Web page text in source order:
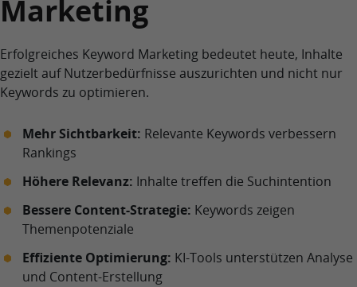
Marketing
Erfolgreiches Keyword Marketing bedeutet heute, Inhalte
gezielt auf Nutzerbedürfnisse auszurichten und nicht nur
Keywords zu optimieren.
Mehr Sichtbarkeit: Relevante Keywords verbessern
Rankings
Höhere Relevanz: Inhalte treffen die Suchintention
Bessere Content-Strategie: Keywords zeigen
Themenpotenziale
Effiziente Optimierung: KI-Tools unterstützen Analyse
und Content-Erstellung